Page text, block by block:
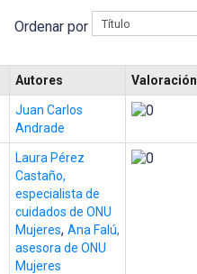
Ordenar por
Autores Valoración
Juan Carlos
Andrade
Laura Pérez
Castaño,
especialista de
cuidados de ONU
Mujeres,Ana Falú,
asesora de ONU
Mujeres